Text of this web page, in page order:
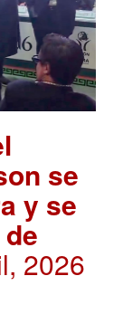
se
y se
2026